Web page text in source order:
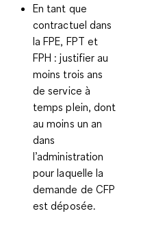
En tant que
contractuel dans
la FPE, FPT et
FPH : justifier au
moins trois ans
de service à
temps plein, dont
au moins un an
dans
l’administration
pour laquelle la
demande de CFP
est déposée.